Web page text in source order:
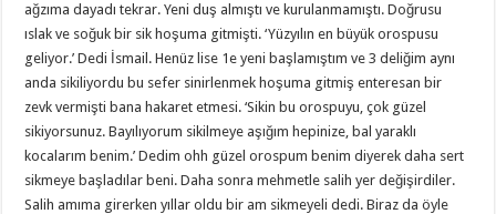
ağzıma dayadı tekrar. Yeni duş almıştı ve kurulanmamıştı. Doğrusu
ıslak ve soğuk bir sik hoşuma gitmişti. ‘Yüzyılın en büyük orospusu
geliyor.’ Dedi İsmail. Henüz lise 1e yeni başlamıştım ve 3 deliğim aynı
anda sikiliyordu bu sefer sinirlenmek hoşuma gitmiş enteresan bir
zevk vermişti bana hakaret etmesi. ‘Sikin bu orospuyu, çok güzel
sikiyorsunuz. Bayılıyorum sikilmeye aşığım hepinize, bal yaraklı
kocalarım benim.’ Dedim ohh güzel orospum benim diyerek daha sert
sikmeye başladılar beni. Daha sonra mehmetle salih yer değişirdiler.
Salih amıma girerken yıllar oldu bir am sikmeyeli dedi. Biraz da öyle